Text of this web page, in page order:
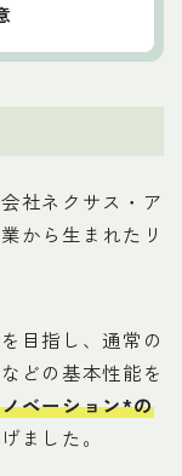
社ネクサス・ア
から生まれたリ
目指し、通常の
どの基本性能を
ベーション*の
ました。